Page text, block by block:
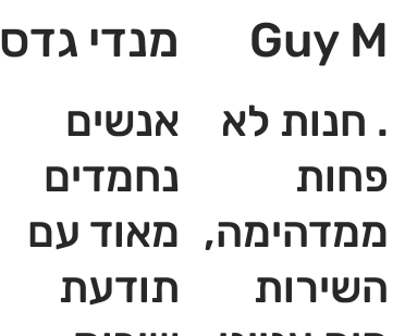
מנדי
אנשים
נחמדים
מאוד עם
תודעת
Guy M
. חנות לא
פחות
ממדהימה,
השירות